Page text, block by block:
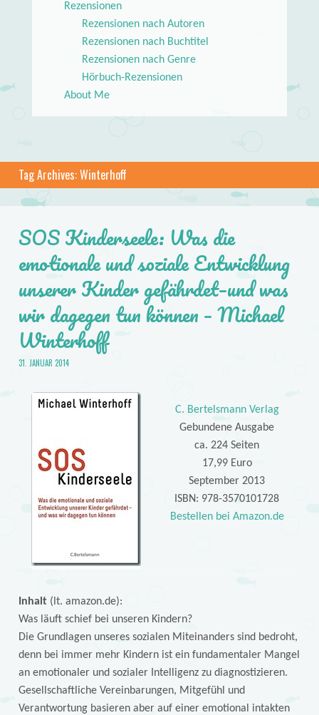
Rezensionen
Rezensionen nach Autoren
Rezensionen nach Buchtitel
Rezensionen nach Genre
Hörbuch-Rezensionen
About Me
Tag Archives:Winterhoff
SOS Kinderseele: Was die
emotionale und soziale Entwicklung
unserer Kinder gefährdet–und was
wir dagegen tun können – Michael
Winterhoff
31. JANUAR 2014
C. Bertelsmann Verlag
Gebundene Ausgabe
ca. 224 Seiten
17,99 Euro
September 2013
ISBN: 978-3570101728
Bestellen bei Amazon.de
Inhalt (lt. amazon.de):
Was läuft schief bei unseren Kindern?
Die Grundlagen unseres sozialen Miteinanders sind bedroht,
denn bei immer mehr Kindern ist ein fundamentaler Mangel
an emotionaler und sozialer Intelligenz zu diagnostizieren.
Gesellschaftliche Vereinbarungen, Mitgefühl und
Verantwortung basieren aber auf einer emotional intakten